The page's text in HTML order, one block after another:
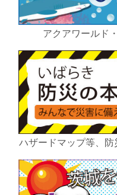
アクアワールド
ハザードマップ等、防